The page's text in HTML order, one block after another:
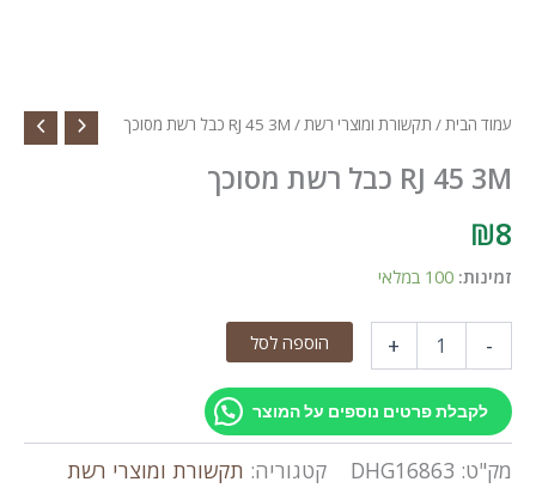
עמוד הבית/ תקשורת ומוצרי רשת/ RJ 45 3M כבל רשת מסוכך
RJ 45 3M כבל רשת מסוכך
₪8
זמינות: 100 במלאי
-
45
3M
כבל
רשת
+ הוספה לסל
לקבלת פרטים נוספים על המוצר
מק"ט: DHG16863 קטגוריה: תקשורת ומוצרי רשת